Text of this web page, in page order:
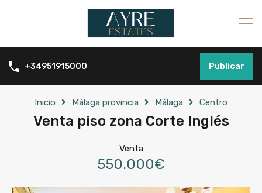
+34951915000 Publicar
Inicio Málaga provincia Málaga Centro
Venta piso zona Corte Inglés
Venta
550.000€